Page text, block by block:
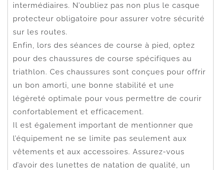
intermédiaires. N’oubliez pas non plus le casque
protecteur obligatoire pour assurer votre sécurité
sur les routes.
Enfin, lors des séances de course à pied, optez
pour des chaussures de course spécifiques au
triathlon. Ces chaussures sont conçues pour offrir
un bon amorti, une bonne stabilité et une
légèreté optimale pour vous permettre de courir
confortablement et efficacement.
Il est également important de mentionner que
l’équipement ne se limite pas seulement aux
vêtements et aux accessoires. Assurez-vous
d’avoir des lunettes de natation de qualité, un